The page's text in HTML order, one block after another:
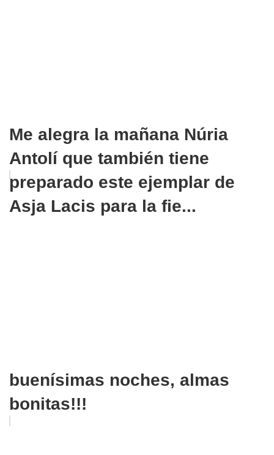
Me alegra la mañana Núria
Antolí que también tiene
preparado este ejemplar de
Asja Lacis para la fie...
buenísimas noches, almas
bonitas!!!